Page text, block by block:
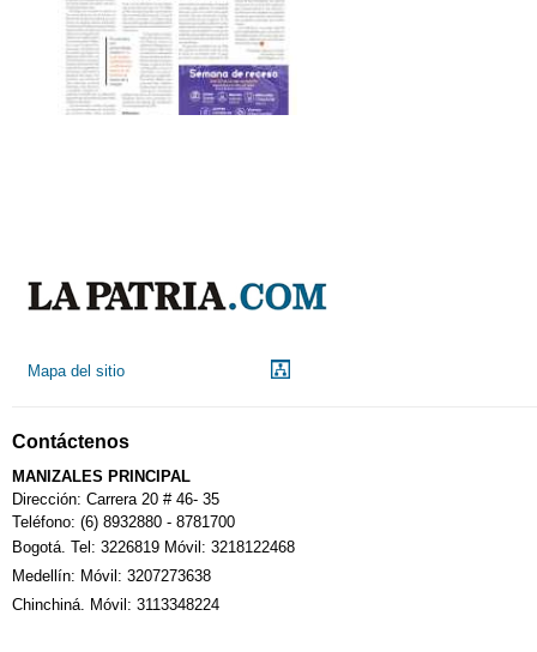
Mapa del sitio
Contáctenos
MANIZALES PRINCIPAL
Dirección: Carrera 20 # 46- 35
Teléfono: (6) 8932880 - 8781700
Bogotá. Tel: 3226819 Móvil: 3218122468
Medellín: Móvil: 3207273638
Chinchiná. Móvil: 3113348224